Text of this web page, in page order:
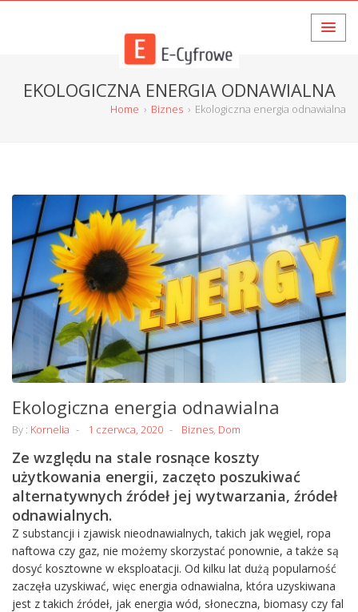
EKOLOGICZNA ENERGIA ODNAWIALNA
Home › Biznes › Ekologiczna energia odnawialna
Ekologiczna energia odnawialna
By : Kornelia 1 czerwca, 2020 Biznes, Dom
Ze względu na stale rosnące koszty
użytkowania energii, zaczęto poszukiwać
alternatywnych źródeł jej wytwarzania, źródeł
odnawialnych.
Z substancji i zjawisk nieodnawialnych, takich jak węgiel, ropa
naftowa czy gaz, nie możemy skorzystać ponownie, a także są
dosyć kosztowne w eksploatacji. Od kilku lat dużą popularność
zaczęła uzyskiwać, więc energia odnawialna, która uzyskiwana
jest z takich źródeł, jak energia wód, słoneczna, biomasy czy fal